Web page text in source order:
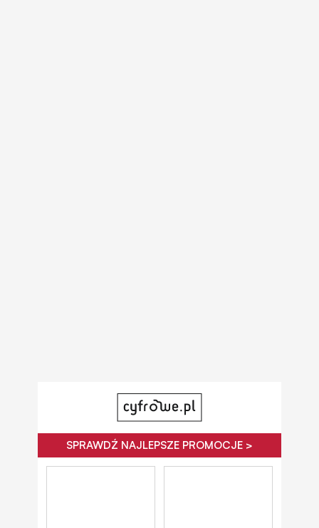
SPRAWDŹ NAJLEPSZE PROMOCJE >